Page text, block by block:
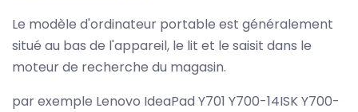
Le modèle d'ordinateur portable est généralement
situé au bas de l'appareil, le lit et le saisit dans le
moteur de recherche du magasin.
par exemple Lenovo IdeaPad Y701 Y700-14ISK Y700-